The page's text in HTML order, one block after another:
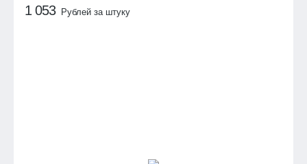
1 053 Рублей за штуку